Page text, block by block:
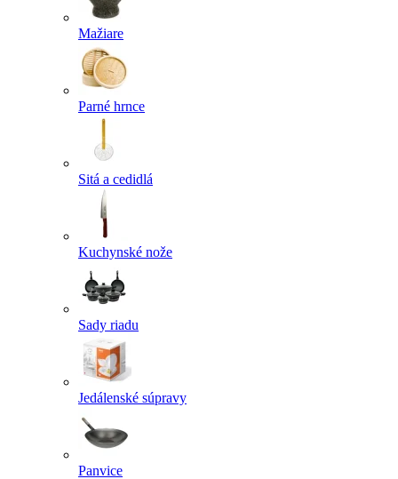
Mažiare
Parné hrnce
Sitá a cedidlá
Kuchynské nože
Sady riadu
Jedálenské súpravy
Panvice